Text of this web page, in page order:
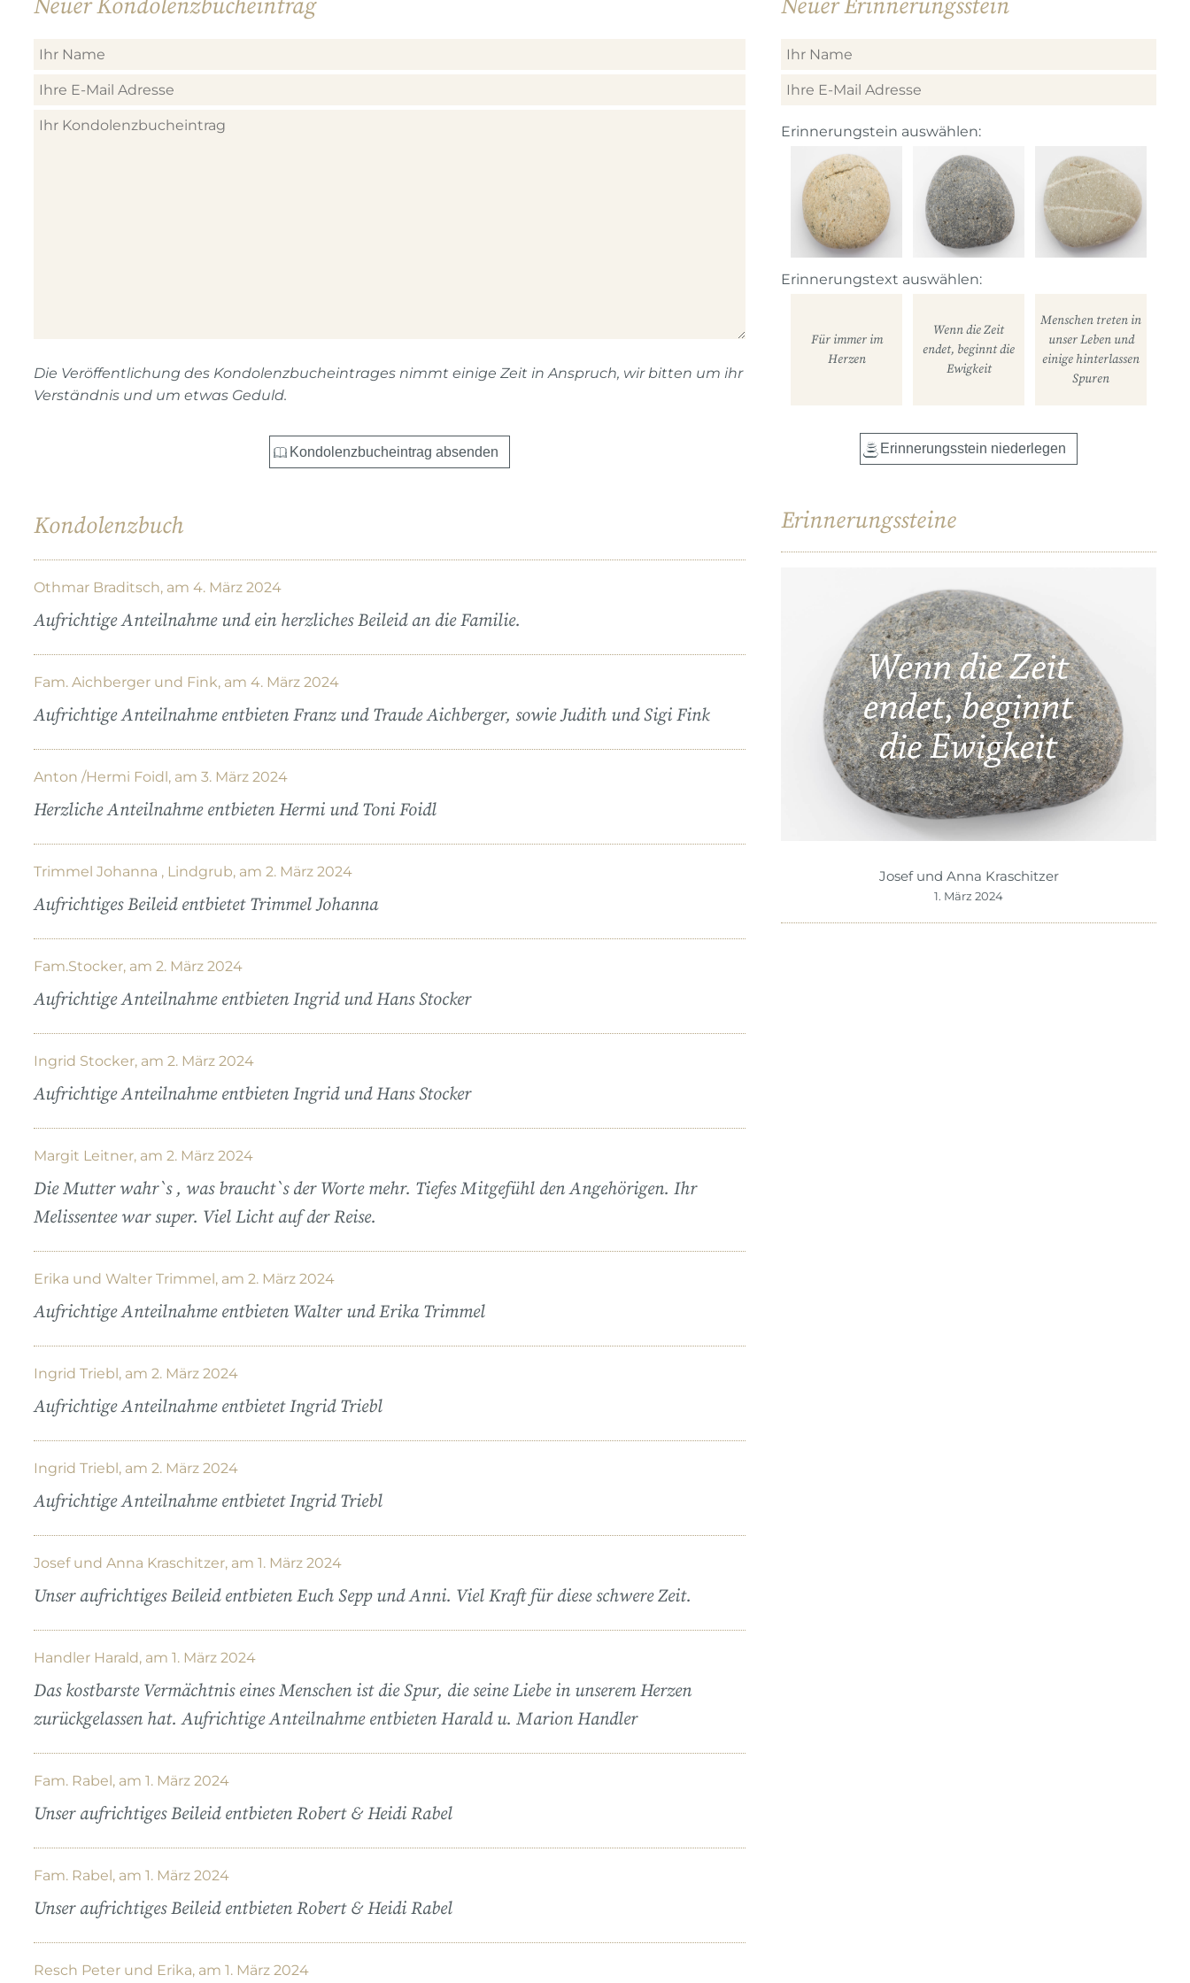
Neuer Kondolenzbucheintrag
Die Veröffentlichung des Kondolenzbucheintrages nimmt einige Zeit in Anspruch, wir bitten um ihr
Verständnis und um etwas Geduld.
Kondolenzbuch
Othmar Braditsch, am 4. März 2024
Aufrichtige Anteilnahme und ein herzliches Beileid an die Familie.
Fam. Aichberger und Fink, am 4. März 2024
Aufrichtige Anteilnahme entbieten Franz und Traude Aichberger, sowie Judith und Sigi Fink
Anton /Hermi Foidl, am 3. März 2024
Herzliche Anteilnahme entbieten Hermi und Toni Foidl
Trimmel Johanna , Lindgrub, am 2. März 2024
Aufrichtiges Beileid entbietet Trimmel Johanna
Fam.Stocker, am 2. März 2024
Aufrichtige Anteilnahme entbieten Ingrid und Hans Stocker
Ingrid Stocker, am 2. März 2024
Aufrichtige Anteilnahme entbieten Ingrid und Hans Stocker
Margit Leitner, am 2. März 2024
Die Mutter wahr`s , was braucht`s der Worte mehr. Tiefes Mitgefühl den Angehörigen. Ihr
Melissentee war super. Viel Licht auf der Reise.
Erika und Walter Trimmel, am 2. März 2024
Aufrichtige Anteilnahme entbieten Walter und Erika Trimmel
Ingrid Triebl, am 2. März 2024
Aufrichtige Anteilnahme entbietet Ingrid Triebl
Ingrid Triebl, am 2. März 2024
Aufrichtige Anteilnahme entbietet Ingrid Triebl
Josef und Anna Kraschitzer, am 1. März 2024
Unser aufrichtiges Beileid entbieten Euch Sepp und Anni. Viel Kraft für diese schwere Zeit.
Handler Harald, am 1. März 2024
Das kostbarste Vermächtnis eines Menschen ist die Spur, die seine Liebe in unserem Herzen
zurückgelassen hat. Aufrichtige Anteilnahme entbieten Harald u. Marion Handler
Fam. Rabel, am 1. März 2024
Unser aufrichtiges Beileid entbieten Robert & Heidi Rabel
Fam. Rabel, am 1. März 2024
Unser aufrichtiges Beileid entbieten Robert & Heidi Rabel
Resch Peter und Erika, am 1. März 2024
Neuer Erinnerungsstein
Erinnerungstein auswählen:
Erinnerungstext auswählen:
Für immer im
Herzen
Wenn die Zeit
endet, beginnt die
Ewigkeit
Menschen treten in
unser Leben und
einige hinterlassen
Spuren
Erinnerungssteine
Josef und Anna Kraschitzer
1. März 2024